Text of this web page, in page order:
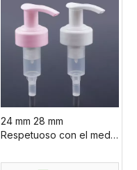
24 mm 28 mm
Respetuoso con el medio
Logotipo personalizado